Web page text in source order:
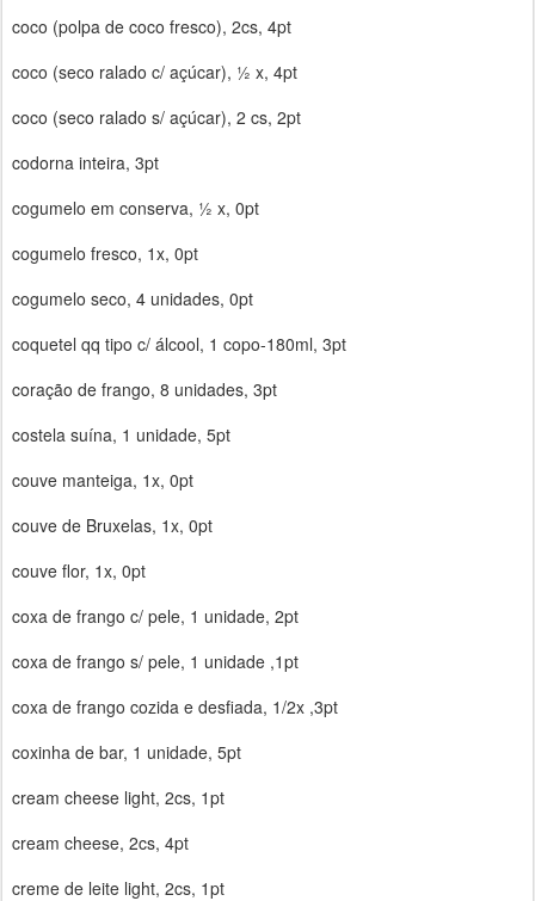
coco (polpa de coco fresco), 2cs, 4pt
coco (seco ralado c/ açúcar), ½ x, 4pt
coco (seco ralado s/ açúcar), 2 cs, 2pt
codorna inteira, 3pt
cogumelo em conserva, ½ x, 0pt
cogumelo fresco, 1x, 0pt
cogumelo seco, 4 unidades, 0pt
coquetel qq tipo c/ álcool, 1 copo-180ml, 3pt
coração de frango, 8 unidades, 3pt
costela suína, 1 unidade, 5pt
couve manteiga, 1x, 0pt
couve de Bruxelas, 1x, 0pt
couve flor, 1x, 0pt
coxa de frango c/ pele, 1 unidade, 2pt
coxa de frango s/ pele, 1 unidade ,1pt
coxa de frango cozida e desfiada, 1/2x ,3pt
coxinha de bar, 1 unidade, 5pt
cream cheese light, 2cs, 1pt
cream cheese, 2cs, 4pt
creme de leite light, 2cs, 1pt